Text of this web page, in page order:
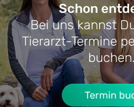
Schon
Bei uns kannst
Tierarzt-Termine
Termin